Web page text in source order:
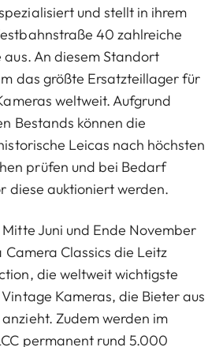
und stellt in ihrem
40 zahlreiche
An diesem Standort
das größte Ersatzteillager für
weltweit. Aufgrund
Bestands können die
Leicas nach höchsten
prüfen und bei Bedarf
diese auktioniert werden.
Juni und Ende November
Classics die Leitz
die weltweit wichtigste
Kameras, die Bieter aus
Zudem werden im
permanent rund 5.000